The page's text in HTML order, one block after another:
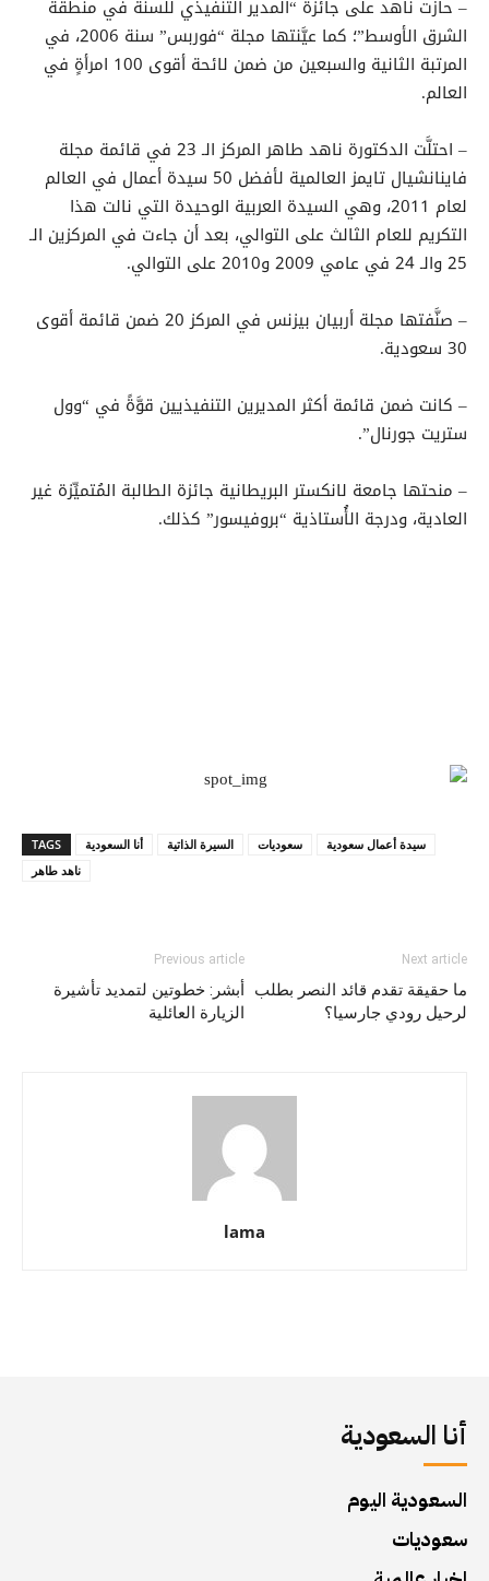
– حازت ناهد على جائزة “المدير التنفيذي للسنة في منطقة
الشرق الأوسط”؛ كما عيَّنتها مجلة “فوربس” سنة 2006، في
المرتبة الثانية والسبعين من ضمن لائحة أقوى 100 امرأةٍ في
العالم.
– احتلَّت الدكتورة ناهد طاهر المركز الـ 23 في قائمة مجلة
فاينانشيال تايمز العالمية لأفضل 50 سيدة أعمال في العالم
لعام 2011، وهي السيدة العربية الوحيدة التي نالت هذا
التكريم للعام الثالث على التوالي، بعد أن جاءت في المركزين الـ
25 والـ 24 في عامي 2009 و2010 على التوالي.
– صنَّفتها مجلة أربيان بيزنس في المركز 20 ضمن قائمة أقوى
30 سعودية.
– كانت ضمن قائمة أكثر المديرين التنفيذيين قوَّةً في “وول
ستريت جورنال”.
– منحتها جامعة لانكستر البريطانية جائزة الطالبة المُتميِّزة غير
العادية، ودرجة الأُستاذية “بروفيسور” كذلك.
TAGS أنا السعودية السيرة الذاتية سعوديات
سيدة أعمال سعودية
ناهد طاهر
Previous article
أبشر: خطوتين لتمديد تأشيرة
الزيارة العائلية
Next article
ما حقيقة تقدم قائد النصر بطلب
لرحيل رودي جارسيا؟
lama
أنا السعودية
السعودية اليوم
سعوديات